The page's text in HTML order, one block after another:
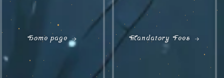
Home page Mandatory Fees